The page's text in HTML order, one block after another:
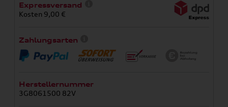
Expressversand
Kosten 9,00 €
Zahlungsarten
Herstellernummer
3G8061500 82V